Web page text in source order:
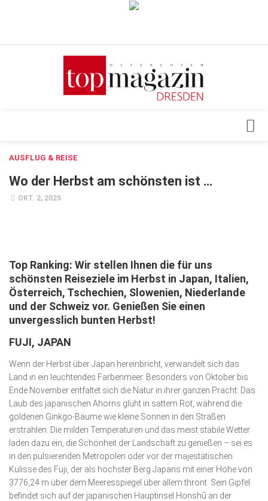
Verkaufsstellen
Architektur & Design
Events
Genuss
Gesellschaft
Kunst & Kultur
Lifestyle
Ausflug & Reise
Podcast
Top Branchen
SACHSEN IN PARIS
AUSFLUG & REISE
Wo der Herbst am schönsten ist …
OKT. 2, 2025
Top Ranking: Wir stellen Ihnen die für uns
schönsten Reiseziele im Herbst in Japan, Italien,
Österreich, Tschechien, Slowenien, Niederlande
und der Schweiz vor. Genießen Sie einen
unvergesslich bunten Herbst!
FUJI, JAPAN
Wenn der Herbst über Japan hereinbricht, verwandelt sich das
Land in ein leuchtendes Farbenmeer. Besonders von Oktober bis
Ende November entfaltet sich die Natur in ihrer ganzen Pracht: Das
Laub des japanischen Ahorns glüht in sattem Rot, während die
goldenen Ginkgo-Bäume wie kleine Sonnen in den Straßen
erstrahlen. Die milden Temperaturen und das meist stabile Wetter
laden dazu ein, die Schönheit der Landschaft zu genießen – sei es
in den pulsierenden Metropolen oder vor der majestätischen
Kulisse des Fuji, der als höchster Berg Japans mit einer Höhe von
3776,24 m über dem Meeresspiegel über allem thront. Sein Gipfel
befindet sich auf der japanischen Hauptinsel Honshū an der